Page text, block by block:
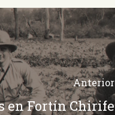
Anterior
en Fortín Chirife